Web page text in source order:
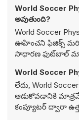
World Soccer Physics వినోదం
అవుతుంది?
World Soccer
ఊహించని ఫిజిక్స్
సాధారణ ఫుట్‌బాల్
World Soccer
లేదు, World
ఆడుకోవడానికి
కంప్యూటర్ ద్వారా